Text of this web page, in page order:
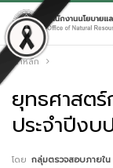
หน้าหลัก
ยุทธศาสต
ประจำปีง
โดย กลุ่มตรวจสอบภายใน